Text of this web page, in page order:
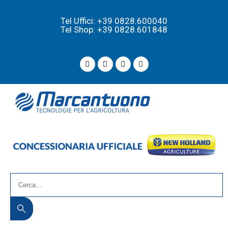
Tel Uffici: +39 0828.600040
Tel Shop: +39 0828.601848